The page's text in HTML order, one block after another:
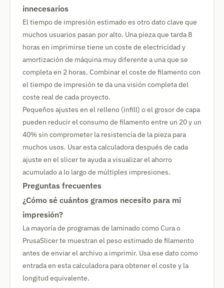
innecesarios
El tiempo de impresión estimado es otro dato clave que
muchos usuarios pasan por alto. Una pieza que tarda 8
horas en imprimirse tiene un coste de electricidad y
amortización de máquina muy diferente a una que se
completa en 2 horas. Combinar el coste de filamento con
el tiempo de impresión te da una visión completa del
coste real de cada proyecto.
Pequeños ajustes en el relleno (infill) o el grosor de capa
pueden reducir el consumo de filamento entre un 20 y un
40% sin comprometer la resistencia de la pieza para
muchos usos. Usar esta calculadora después de cada
ajuste en el slicer te ayuda a visualizar el ahorro
acumulado a lo largo de múltiples impresiones.
Preguntas frecuentes
¿Cómo sé cuántos gramos necesito para mi
impresión?
La mayoría de programas de laminado como Cura o
PrusaSlicer te muestran el peso estimado de filamento
antes de enviar el archivo a imprimir. Usa ese dato como
entrada en esta calculadora para obtener el coste y la
longitud equivalente.